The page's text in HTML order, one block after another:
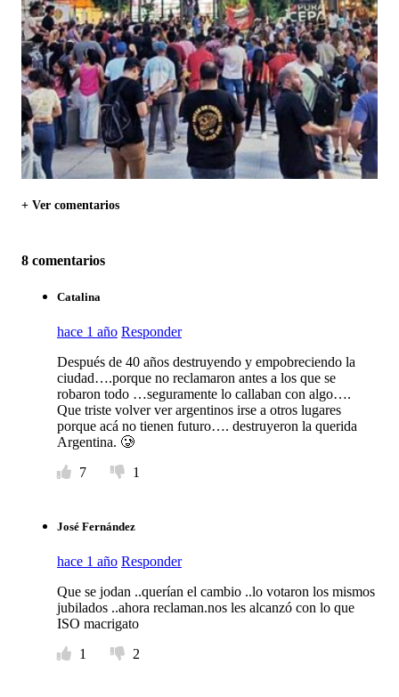
+ Ver comentarios
8 comentarios
Catalina
hace 1 año Responder
Después de 40 años destruyendo y empobreciendo la
ciudad….porque no reclamaron antes a los que se
robaron todo …seguramente lo callaban con algo….
Que triste volver ver argentinos irse a otros lugares
porque acá no tienen futuro…. destruyeron la querida
Argentina. 🥲
7
1
José Fernández
hace 1 año Responder
Que se jodan ..querían el cambio ..lo votaron los mismos
jubilados ..ahora reclaman.nos les alcanzó con lo que
ISO macrigato
1
2